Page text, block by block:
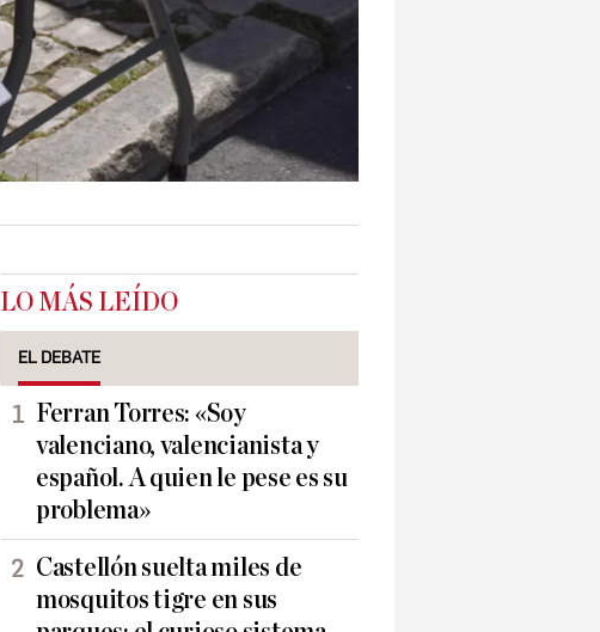
LO MÁS LEÍDO
EL DEBATE
Ferran Torres: «Soy
valenciano, valencianista y
español. A quien le pese es su
problema»
Castellón suelta miles de
mosquitos tigre en sus